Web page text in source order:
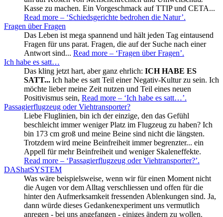
Kasse zu machen. Ein Vorgeschmack auf TTIP und CETA...
Read more – ‘Schiedsgerichte bedrohen die Natur’.
Fragen über Fragen
Das Leben ist mega spannend und hält jeden Tag eintausend
Fragen für uns parat. Fragen, die auf der Suche nach einer
Antwort sind... Read more – ‘Fragen über Fragen’.
Ich habe es satt…
Das kling jetzt hart, aber ganz ehrlich: ICH HABE ES
SATT... Ich habe es satt Teil einer Negativ-Kultur zu sein. Ich
möchte lieber meine Zeit nutzen und Teil eines neuen
Positivismus sein, Read more – ‘Ich habe es satt…’.
Passagierflugzeug oder Viehtransporter?
Liebe Fluglinien, bin ich der einzige, den das Gefühl
beschleicht immer weniger Platz im Flugzeug zu haben? Ich
bin 173 cm groß und meine Beine sind nicht die längsten.
Trotzdem wird meine Beinfreiheit immer begrenzter... ein
Appell für mehr Beinfreiheit und weniger Skaleneffekte.
Read more – ‘Passagierflugzeug oder Viehtransporter?’.
DAShatSYSTEM
Was wäre beispielsweise, wenn wir für einen Moment nicht
die Augen vor dem Alltag verschliessen und offen für die
hinter den Aufmerksamkeit fressenden Ablenkungen sind. Ja,
dann würde dieses Gedankenexperiment uns vermutlich
anregen - bei uns angefangen - einiges ändern zu wollen.